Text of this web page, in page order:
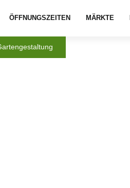
ÖFFNUNGSZEITEN MÄRKTE